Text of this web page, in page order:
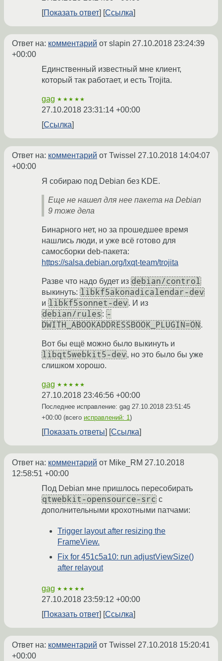
Показать ответ
Ссылка
Ответ на: комментарий от slapin 27.10.2018 23:24:39
+00:00
Единственный известный мне клиент,
который так работает, и есть Trojita.
gag ★★★★★
27.10.2018 23:31:14 +00:00
Ссылка
Ответ на: комментарий от Twissel 27.10.2018 14:04:07
+00:00
Я собираю под Debian без KDE.
Еще не нашел для нее пакета на Debian
9 тоже дела
Бинарного нет, но за прошедшее время
нашлись люди, и уже всё готово для
самосборки deb-пакета:
https://salsa.debian.org/lxqt-team/trojita
Разве что надо будет из debian/control
выкинуть: libkf5akonadicalendar-dev
и libkf5sonnet-dev. И из
debian/rules : -
DWITH_ABOOKADDRESSBOOK_PLUGIN=ON .
Вот бы ещё можно было выкинуть и
libqt5webkit5-dev, но это было бы уже
слишком хорошо.
gag ★★★★★
27.10.2018 23:46:56 +00:00
Последнее исправление: gag 27.10.2018 23:51:45
+00:00 (всего исправлений: 1)
Показать ответы Ссылка
Ответ на: комментарий от Mike_RM 27.10.2018
12:58:51 +00:00
Под Debian мне пришлось пересобирать
qtwebkit-opensource-src с
дополнительными крохотными патчами:
Trigger layout after resizing the
FrameView.
Fix for 451c5a10: run adjustViewSize()
after relayout
gag ★★★★★
27.10.2018 23:59:12 +00:00
Показать ответ
Ссылка
Ответ на: комментарий от Twissel 27.10.2018 15:20:41
+00:00